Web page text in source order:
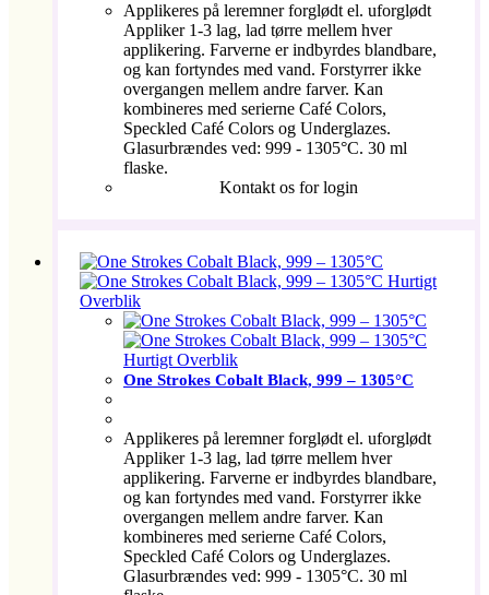
Applikeres på leremner forglødt el. uforglødt
Appliker 1-3 lag, lad tørre mellem hver
applikering. Farverne er indbyrdes blandbare,
og kan fortyndes med vand. Forstyrrer ikke
overgangen mellem andre farver. Kan
kombineres med serierne Café Colors,
Speckled Café Colors og Underglazes.
Glasurbrændes ved: 999 - 1305°C. 30 ml
flaske.
Kontakt os for login
Hurtigt
Overblik
Hurtigt Overblik
One Strokes Cobalt Black, 999 – 1305°C
Applikeres på leremner forglødt el. uforglødt
Appliker 1-3 lag, lad tørre mellem hver
applikering. Farverne er indbyrdes blandbare,
og kan fortyndes med vand. Forstyrrer ikke
overgangen mellem andre farver. Kan
kombineres med serierne Café Colors,
Speckled Café Colors og Underglazes.
Glasurbrændes ved: 999 - 1305°C. 30 ml